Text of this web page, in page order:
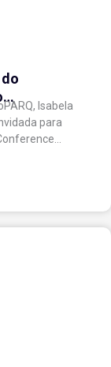
conexões
Isabela
para